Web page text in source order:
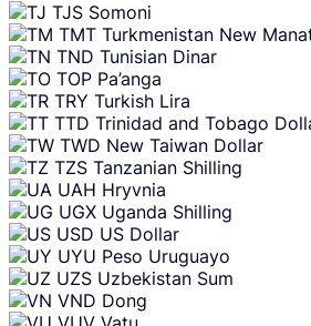
TJS Somoni
TMT Turkmenistan New
TND Tunisian Dinar
TOP Pa’anga
TRY Turkish Lira
TTD Trinidad and Tobago
TWD New Taiwan Dollar
TZS Tanzanian Shilling
UAH Hryvnia
UGX Uganda Shilling
USD US Dollar
UYU Peso Uruguayo
UZS Uzbekistan Sum
VND Dong